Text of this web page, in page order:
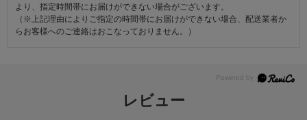
より、指定時間帯にお届けができない場合がございます。
（※上記理由によりご指定の時間帯にお届けができない場合、配送業者か
らお客様へのご連絡はおこなっておりません。）
レビュー